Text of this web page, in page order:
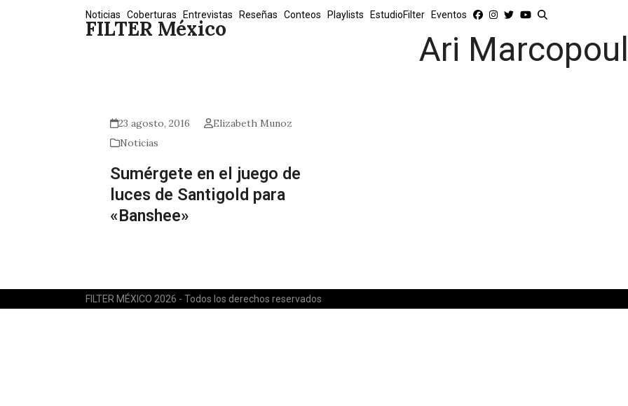
FILTER México
Noticias Coberturas Entrevistas Reseñas Conteos Playlists EstudioFilter Eventos
Ari
23 agosto, 2016
Elizabeth Munoz
Noticias
Sumérgete en el juego de
luces de Santigold para
«Banshee»
FILTER MÉXICO 2026 - Todos los derechos reservados